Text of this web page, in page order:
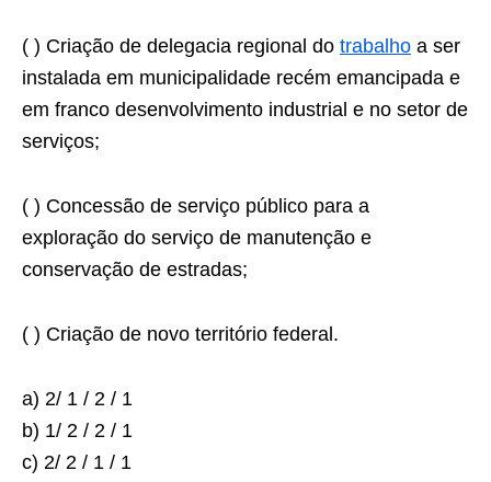
( ) Criação de delegacia regional do trabalho a ser
instalada em municipalidade recém emancipada e
em franco desenvolvimento industrial e no setor de
serviços;
( ) Concessão de serviço público para a
exploração do serviço de manutenção e
conservação de estradas;
( ) Criação de novo território federal.
a) 2/ 1 / 2 / 1
b) 1/ 2 / 2 / 1
c) 2/ 2 / 1 / 1